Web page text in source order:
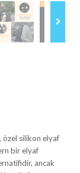
özel silikon elyaf
bir elyaf
ancak